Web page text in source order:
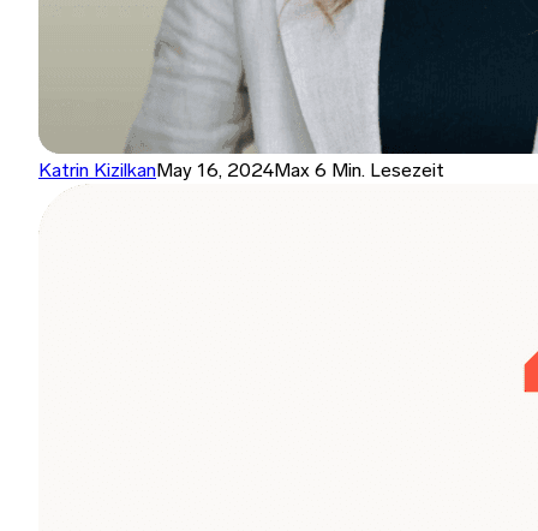
Katrin KizilkanMay 16, 2024Max 6 Min. Lesezeit